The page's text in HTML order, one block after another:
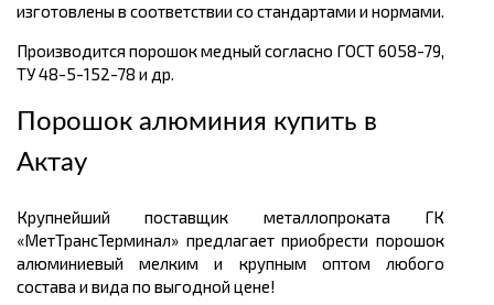
изготовлены в соответствии со стандартами и нормами.
Производится порошок медный согласно ГОСТ 6058-79,
ТУ 48-5-152-78 и др.
Порошок алюминия купить в
Актау
Крупнейший поставщик металлопроката ГК
«МетТрансТерминал» предлагает приобрести порошок
алюминиевый мелким и крупным оптом любого
состава и вида по выгодной цене!